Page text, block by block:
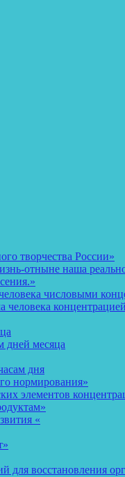
творчества России»
отныне наша
числовыми
человека
дней месяца
дня
нормирования»
элементов
«
для восстановления